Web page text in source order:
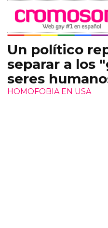
Un político
separar a los
seres
HOMOFOBIA EN USA